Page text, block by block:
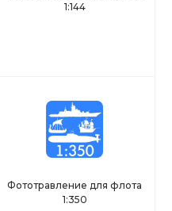
1:144
Фототравление для флота
1:350